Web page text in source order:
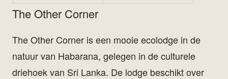
The Other Corner
The Other Corner is een mooie ecolodge in de
natuur van Habarana, gelegen in de culturele
driehoek van Sri Lanka. De lodge beschikt over